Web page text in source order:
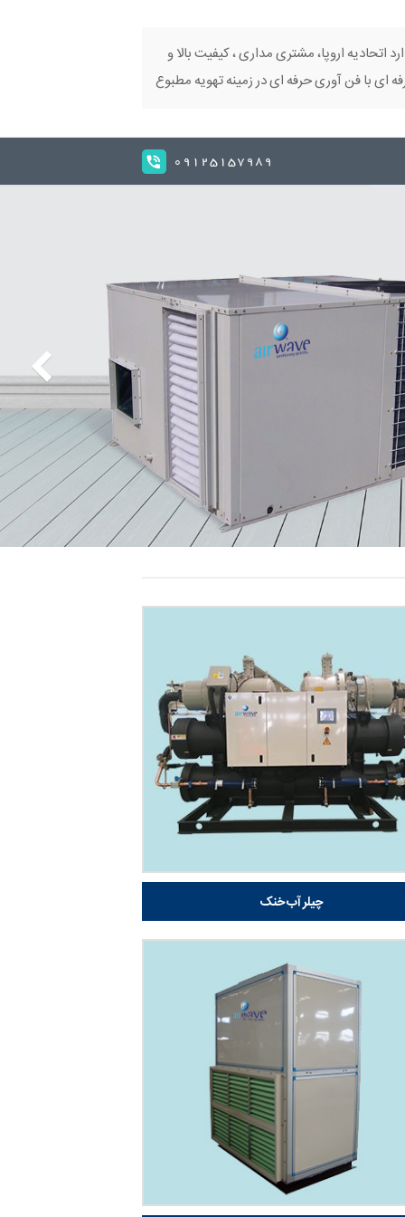
اتحادیه اروپا، مشتری مداری ، کیفیت بالا و
ای با فن آوری حرفه ای در زمینه تهویه مطبوع
09125157989
چیلر آب خنک